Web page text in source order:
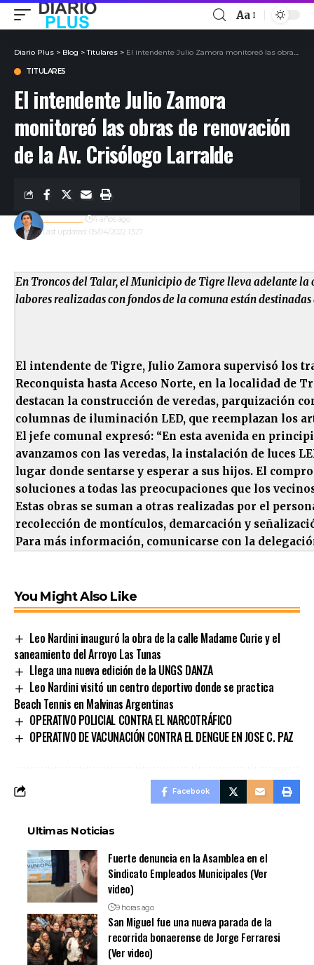
Aa
Diario Plus > Blog >Titulares > El intendente Julio Zamora monitoreó las obras de renovación de la Av. Crisólogo Larralde
TITULARES
El intendente Julio Zamora
monitoreó las obras de renovación
de la Av. Crisólogo Larralde
Last updated: 05/04/2022 13:27
Redacción 4 años ago
En Troncos del Talar, el Municipio de Tigre lleva adelante
labores realizadas con fondos de la comuna están
El intendente de Tigre, Julio Zamora supervisó los
Reconquista hasta Acceso Norte, en la localidad de
destacan la construcción de veredas, parquización
columnas de iluminación LED, que reemplazan los
El jefe comunal expresó: “En esta avenida en
avanzamos con las veredas, la instalación de luces
lugar donde sentarse y esperar a sus hijos. El
soluciones a todas las preocupaciones que los
Estas obras se suman a otras realizadas por el
recolección de montículos, demarcación y
Para más información, comunicarse con la
You Might Also Like
Leo Nardini inauguró la obra de la calle Madame Curie y el
saneamiento del Arroyo Las Tunas
Llega una nueva edición de la UNGS DANZA
Leo Nardini visitó un centro deportivo donde se practica
Beach Tennis en Malvinas Argentinas
OPERATIVO POLICIAL CONTRA EL NARCOTRÁFICO
OPERATIVO DE VACUNACIÓN CONTRA EL DENGUE EN JOSE C. PAZ
Facebook
Ultimas Noticias
Fuerte denuncia en la Asamblea en el
Sindicato Empleados Municipales (Ver
video)
9 horas ago
San Miguel fue una nueva parada de la
recorrida bonaerense de Jorge Ferraresi
(Ver video)